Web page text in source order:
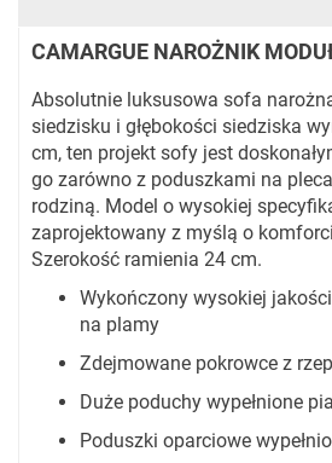
CAMARGUE NAROŻNIK
Absolutnie luksusowa sofa
siedzisku i głębokości siedziska
cm, ten projekt sofy jest
go zarówno z poduszkami na
rodziną. Model o wysokiej
zaprojektowany z myślą o
Szerokość ramienia 24 cm.
Wykończony wysokiej
na plamy
Zdejmowane pokrowce z
Duże poduchy wypełnione
Poduszki oparciowe